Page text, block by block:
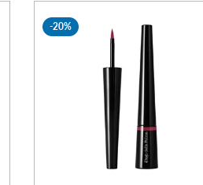
-20%